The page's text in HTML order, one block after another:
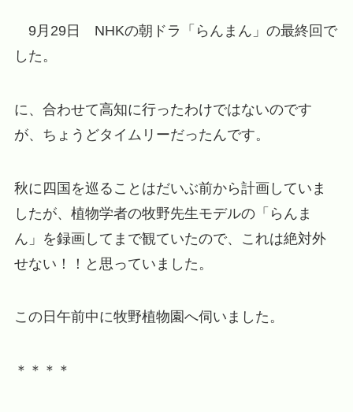
9月29日 NHKの朝ドラ「らんまん」の最終回で
した。
に、合わせて高知に行ったわけではないのです
が、ちょうどタイムリーだったんです。
秋に四国を巡ることはだいぶ前から計画していま
したが、植物学者の牧野先生モデルの「らんま
ん」を録画してまで観ていたので、これは絶対外
せない！！と思っていました。
この日午前中に牧野植物園へ伺いました。
＊＊＊＊